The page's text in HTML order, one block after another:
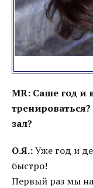
MR: Саше год и
зал?
О.Я.:Уже год и
быстро!
Первый раз мы